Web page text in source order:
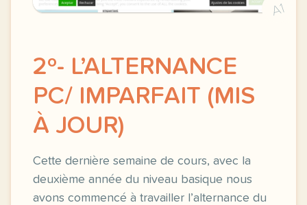
A1
2º- L’ALTERNANCE
PC/ IMPARFAIT (MIS
À JOUR)
Cette dernière semaine de cours, avec la
deuxième année du niveau basique nous
avons commencé à travailler l’alternance du